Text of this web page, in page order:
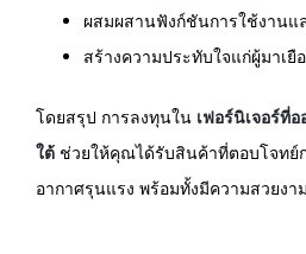
ผสมผสานฟังก์ชันการใช้งานแ
สร้างความประทับใจแก่ผู้มาเ
โดยสรุป การลงทุนใน เฟอร์นิเจอร์ที่
ใต้ ช่วยให้คุณได้รับสินค้าที่ตอบโจทย์
อากาศรุนแรง พร้อมทั้งมีความสวยงา